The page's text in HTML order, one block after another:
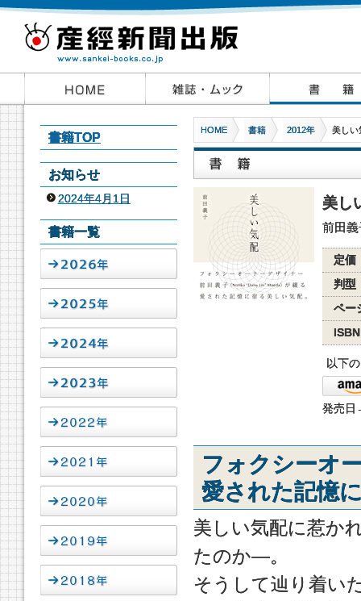
書籍TOP
お知らせ
2024年4月1日
書籍一覧
HOME 書籍 2012年 美しい
美し
前田
定価
判型
ペー
ISBN
以下
発売日
フォクシーオ
愛された記憶
美しい気配に惹か
たのか―。
そうして辿り着い